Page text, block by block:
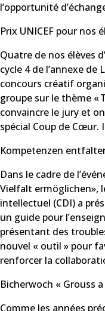
l’opportunité
Prix UNICEF pour nos
Quatre de nos élèves
cycle 4 de l’annexe
concours créatif
groupe sur le thème «
convaincre le jury et
spécial Coup de Cœur.
Kompetenzen
Dans le cadre de
Vielfalt ermöglichen»,
intellectuel (CDI) a
un guide pour
présentant des
nouvel « outil » pour
renforcer la
Bicherwoch « Grouss
Comme les années